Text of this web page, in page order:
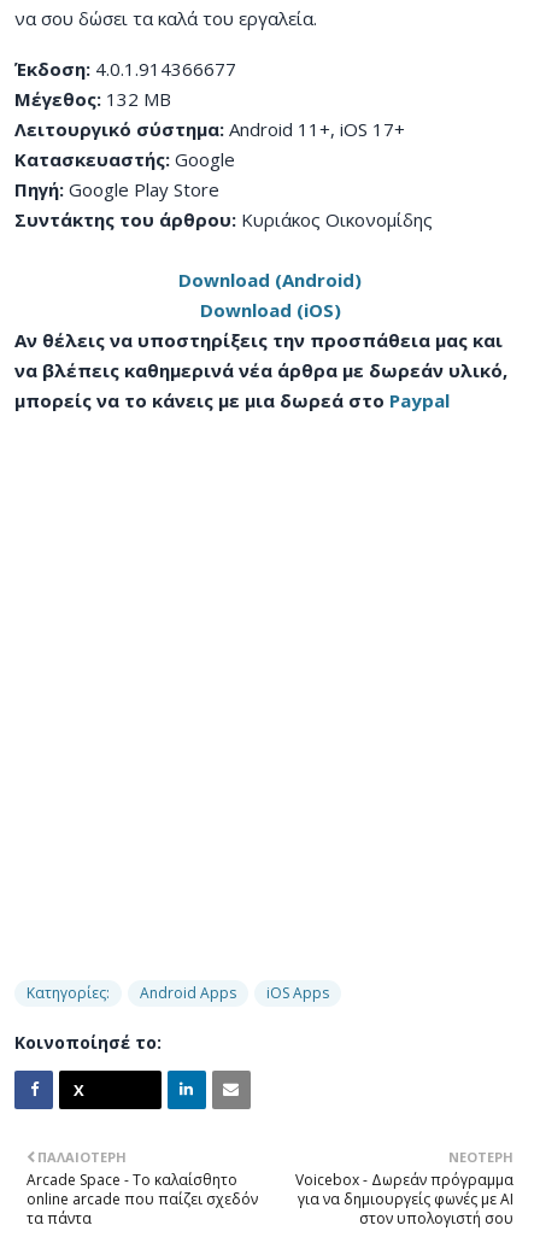
να σου δώσει τα καλά του εργαλεία.
Έκδοση: 4.0.1.914366677
Μέγεθος: 132 MB
Λειτουργικό σύστημα: Android 11+, iOS 17+
Κατασκευαστής: Google
Πηγή: Google Play Store
Συντάκτης του άρθρου: Κυριάκος Οικονομίδης
Download (Android)
Download (iOS)
Αν θέλεις να υποστηρίξεις την προσπάθεια μας και
να βλέπεις καθημερινά νέα άρθρα με δωρεάν υλικό,
μπορείς να το κάνεις με μια δωρεά στο Paypal
Κατηγορίες: Android Apps iOS Apps
Κοινοποίησέ το:
ΝΕΌΤΕΡΗ
Voicebox - Δωρεάν πρόγραμμα
για να δημιουργείς φωνές με AI
στον υπολογιστή σου
ΠΑΛΑΙΌΤΕΡΗ
Arcade Space - Το καλαίσθητο
online arcade που παίζει σχεδόν
τα πάντα